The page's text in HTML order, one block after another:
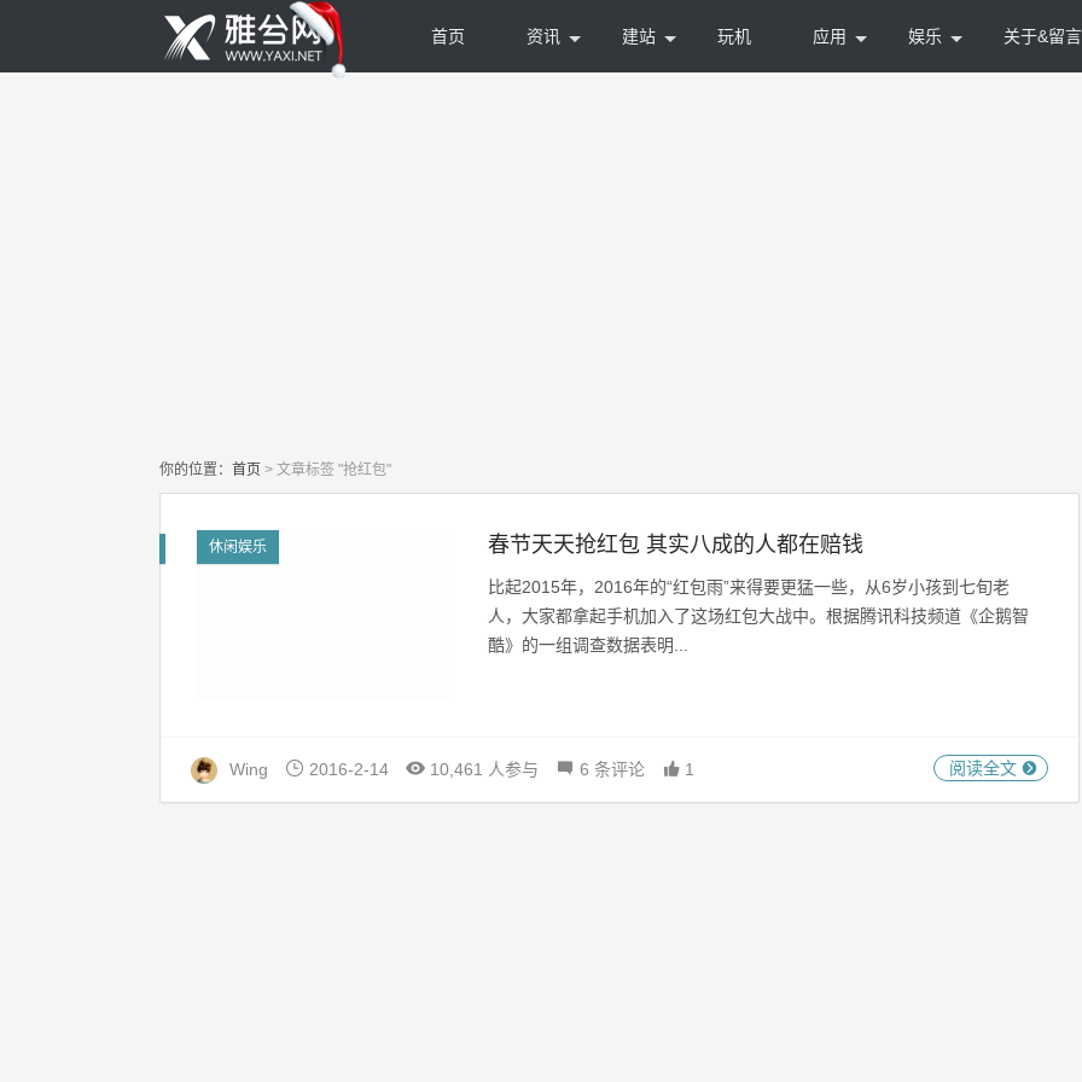
首页 资讯 建站 玩机 应用 娱乐 关于&留言
你的位置： 首页 > 文章标签 "抢红包"
休闲娱乐 春节天天抢红包 其实八成的人都在赔钱
比起2015年，2016年的“红包雨”来得要更猛一些，从6岁小孩到七旬老
人，大家都拿起手机加入了这场红包大战中。根据腾讯科技频道《企鹅智
酷》的一组调查数据表明...
阅读全文
Wing 2016-2-14 10,461 人参与 6 条评论 1